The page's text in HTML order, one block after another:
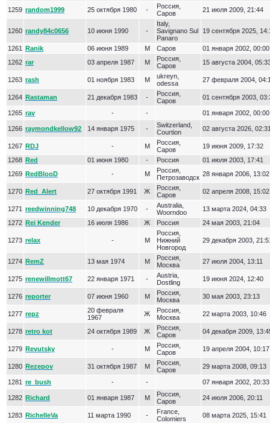
1259 random1999 25 октября 1980 -
Россия,
Саров
21 июля 2009, 21:44
1260 randy84c0656 10 июня 1990 -
Italy,
Savignano Sul
Panaro
19 сентября 2025,
1261 Ranik 06 июня 1989 М Саров
01 января 2002, 00:00
1262 rar 03 апреля 1987 М
Россия,
Саров
15 августа 2004,
1263 rash 01 ноября 1983 М
ukreyn,
odessa
27 февраля 2004,
1264 Rastaman 21 декабря 1983 -
Россия,
Саров
01 сентября 2003,
1265 rav - - 01 января 2002, 00:00
1266 raymondkellow92 14 января 1975 -
Switzerland,
Courtion
02 августа 2026,
1267 RDJ - М
Россия,
Саров
19 июня 2009, 17:32
1268 Red 01 июня 1980 - Россия
01 июля 2003, 17:41
1269 RedBlooD - М
Россия,
Петрозаводск 28 января 2006, 13:02
1270 Red_Alert 27 октября 1991 Ж
Россия,
Саров
02 апреля 2008, 15:02
1271 reedwinning748 10 декабря 1970 -
Australia,
Woorndoo
13 марта 2024, 04:33
1272 Rei Kender 16 июля 1986 Ж Россия 24 мая 2003, 21:04
1273 relax - М
Россия,
Нижний
Новгород
29 декабря 2003,
1274 RemZ 13 мая 1974 М
Россия,
Москва
27 июля 2004, 13:11
1275 renewillmott67 22 января 1971 -
Austria,
Dostling
19 июня 2024, 12:40
1276 reporter 07 июня 1960 М
Россия,
Москва
30 мая 2003, 23:13
1277 repz
20 февраля
1967
Ж
Россия,
Москва
22 марта 2003, 10:46
1278 retro kot 24 октября 1989 Ж
Россия,
Саров
04 декабря 2009,
1279 Revutsky - М
Россия,
Саров
19 апреля 2004, 10:17
1280 Rezepov 31 октября 1987 М
Россия,
Саров
29 марта 2008, 09:13
1281 re_bush - - 07 января 2002, 20:33
1282 Richard 01 января 1987 М
Россия,
Саров
24 июля 2006, 20:11
1283 RichelleVa 11 марта 1990 -
France,
Colomiers
08 марта 2025, 15:41